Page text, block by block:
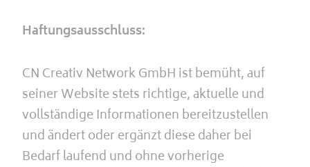
Haftungsausschluss:
CN Creativ Network GmbH ist bemüht, auf
seiner Website stets richtige, aktuelle und
vollständige Informationen bereitzustellen
und ändert oder ergänzt diese daher bei
Bedarf laufend und ohne vorherige